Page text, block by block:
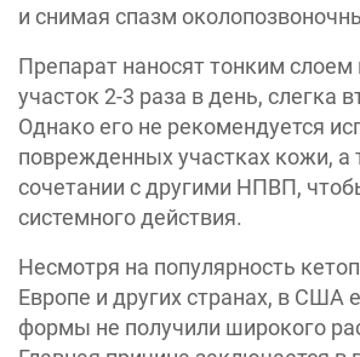
и снимая спазм
Препарат наносят тонким
участок 2-3 раза в день, слегка
Однако его не рекомендуется
поврежденных участках кожи, а
сочетании с другими НПВП,
системного действия.
Несмотря на популярность
Европе и других странах, в США
формы не получили широкого